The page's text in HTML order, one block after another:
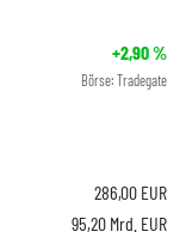
+2,90%
Börse: Tradegate
286,00 EUR
95,20 Mrd. EUR